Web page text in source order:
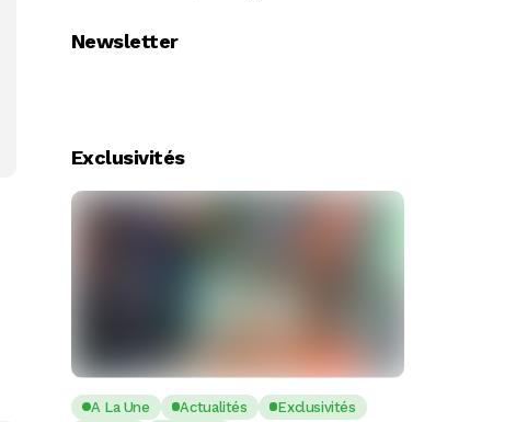
Newsletter
Exclusivités
A La Une Actualités
Exclusivités